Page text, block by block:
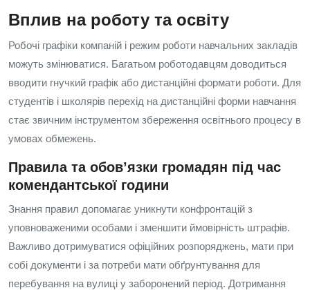
Вплив на роботу та освіту
Робочі графіки компаній і режим роботи навчальних закладів
можуть змінюватися. Багатьом роботодавцям доводиться
вводити гнучкий графік або дистанційні формати роботи. Для
студентів і школярів перехід на дистанційні форми навчання
стає звичним інструментом збереження освітнього процесу в
умовах обмежень.
Правила та обов’язки громадян під час
комендантської години
Знання правил допомагає уникнути конфронтацій з
уповноваженими особами і зменшити ймовірність штрафів.
Важливо дотримуватися офіційних розпоряджень, мати при
собі документи і за потреби мати обґрунтування для
перебування на вулиці у заборонений період. Дотримання